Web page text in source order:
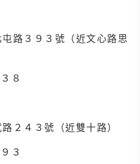
路３９３號（近文心路思
８
２４３號（近雙十路）
３